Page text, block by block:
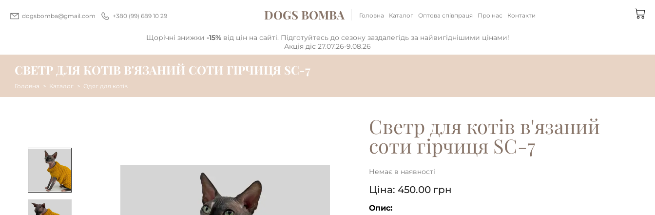
dogsbomba@gmail.com +380 (99) 689 10 29 DOGS BOMBA Головна Каталог Оптова співпраця Про нас Контакти
Щорічні знижки -15%від цін на сайті. Підготуйтесь до сезону заздалегідь за найвигіднішими цінами!
Акція діє 27.07.26-9.08.26
СВЕТР ДЛЯ КОТIВ В'ЯЗАНИЙ CОТИ ГІРЧИЦЯ SC-7
Головна Каталог Одяг для котів
Светр для котiв в'язаний
cоти гірчиця SC-7
Немає в наявності
Ціна: 450.00 грн
Опис: